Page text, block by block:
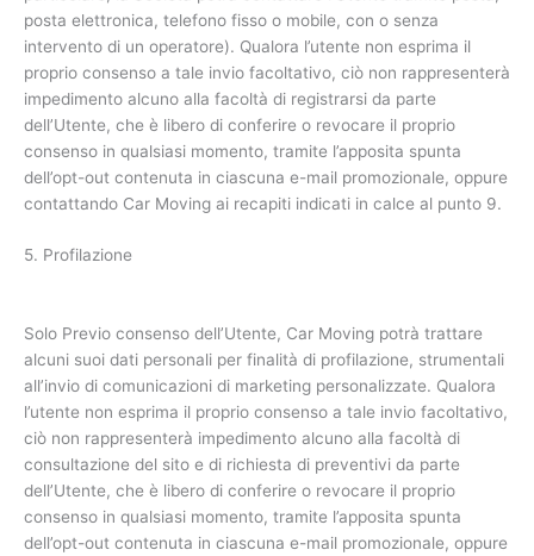
posta elettronica, telefono fisso o mobile, con o senza
intervento di un operatore). Qualora l’utente non esprima il
proprio consenso a tale invio facoltativo, ciò non rappresenterà
impedimento alcuno alla facoltà di registrarsi da parte
dell’Utente, che è libero di conferire o revocare il proprio
consenso in qualsiasi momento, tramite l’apposita spunta
dell’opt-out contenuta in ciascuna e-mail promozionale, oppure
contattando Car Moving ai recapiti indicati in calce al punto 9.
5. Profilazione
Solo Previo consenso dell’Utente, Car Moving potrà trattare
alcuni suoi dati personali per finalità di profilazione, strumentali
all’invio di comunicazioni di marketing personalizzate. Qualora
l’utente non esprima il proprio consenso a tale invio facoltativo,
ciò non rappresenterà impedimento alcuno alla facoltà di
consultazione del sito e di richiesta di preventivi da parte
dell’Utente, che è libero di conferire o revocare il proprio
consenso in qualsiasi momento, tramite l’apposita spunta
dell’opt-out contenuta in ciascuna e-mail promozionale, oppure